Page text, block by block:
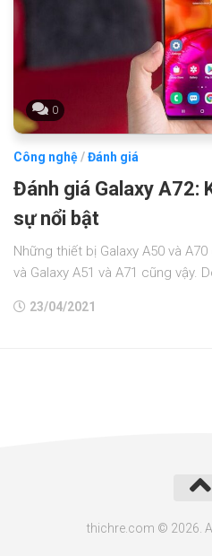
0
Công nghệ/Đánh giá
Đánh giá Galaxy A72:
sự nổi bật
Những thiết bị Galaxy A50 và
và Galaxy A51 và A71 cũng vậy.
23/04/2021
thichre.com © 2026.